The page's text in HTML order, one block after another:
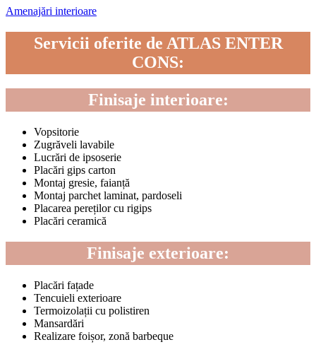
Amenajări interioare
Servicii oferite de ATLAS ENTER
CONS:
Finisaje interioare:
Vopsitorie
Zugrăveli lavabile
Lucrări de ipsoserie
Placări gips carton
Montaj gresie, faianță
Montaj parchet laminat, pardoseli
Placarea pereților cu rigips
Placări ceramică
Finisaje exterioare:
Placări fațade
Tencuieli exterioare
Termoizolații cu polistiren
Mansardări
Realizare foișor, zonă barbeque